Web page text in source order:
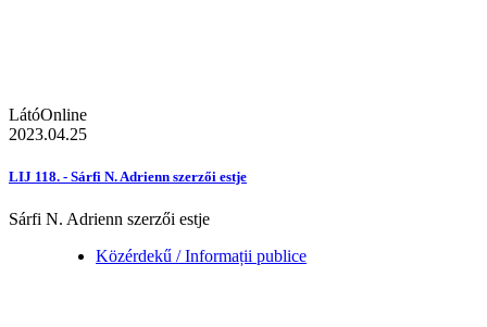
LátóOnline
2023.04.25
LIJ 118. - Sárfi N. Adrienn szerzői estje
Sárfi N. Adrienn szerzői estje
Közérdekű / Informații publice